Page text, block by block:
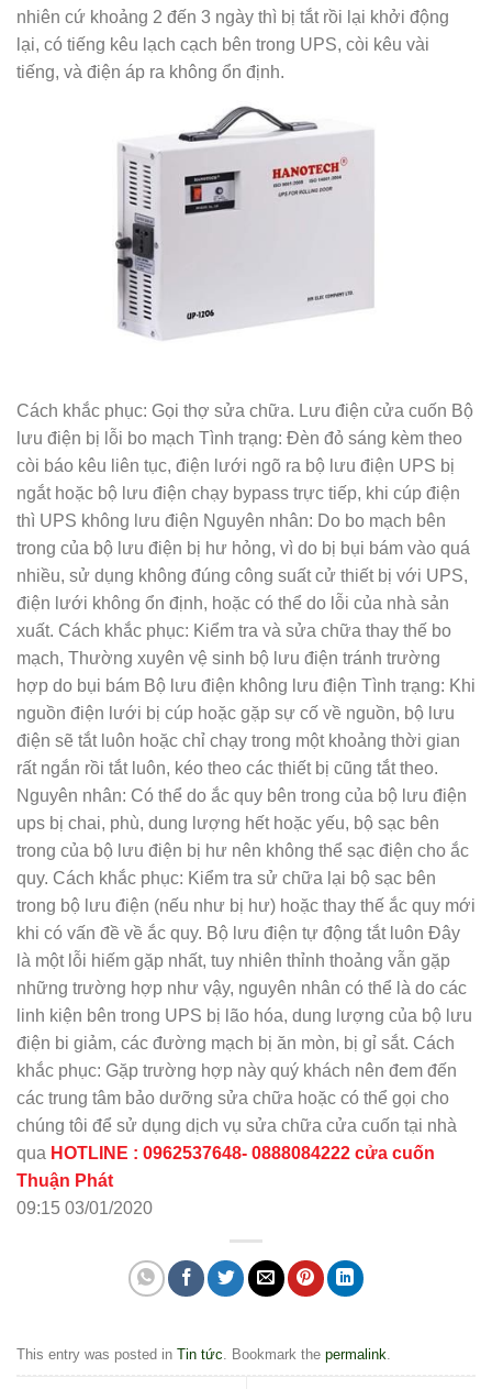
nhiên cứ khoảng 2 đến 3 ngày thì bị tắt rồi lại khởi động
lại, có tiếng kêu lạch cạch bên trong UPS, còi kêu vài
tiếng, và điện áp ra không ổn định.
Cách khắc phục: Gọi thợ sửa chữa. Lưu điện cửa cuốn Bộ
lưu điện bị lỗi bo mạch Tình trạng: Đèn đỏ sáng kèm theo
còi báo kêu liên tục, điện lưới ngõ ra bộ lưu điện UPS bị
ngắt hoặc bộ lưu điện chạy bypass trực tiếp, khi cúp điện
thì UPS không lưu điện Nguyên nhân: Do bo mạch bên
trong của bộ lưu điện bị hư hỏng, vì do bị bụi bám vào quá
nhiều, sử dụng không đúng công suất cử thiết bị với UPS,
điện lưới không ổn định, hoặc có thể do lỗi của nhà sản
xuất. Cách khắc phục: Kiểm tra và sửa chữa thay thế bo
mạch, Thường xuyên vệ sinh bộ lưu điện tránh trường
hợp do bụi bám Bộ lưu điện không lưu điện Tình trạng: Khi
nguồn điện lưới bị cúp hoặc gặp sự cố về nguồn, bộ lưu
điện sẽ tắt luôn hoặc chỉ chạy trong một khoảng thời gian
rất ngắn rồi tắt luôn, kéo theo các thiết bị cũng tắt theo.
Nguyên nhân: Có thể do ắc quy bên trong của bộ lưu điện
ups bị chai, phù, dung lượng hết hoặc yếu, bộ sạc bên
trong của bộ lưu điện bị hư nên không thể sạc điện cho ắc
quy. Cách khắc phục: Kiểm tra sử chữa lại bộ sạc bên
trong bộ lưu điện (nếu như bị hư) hoặc thay thế ắc quy mới
khi có vấn đề về ắc quy. Bộ lưu điện tự động tắt luôn Đây
là một lỗi hiếm gặp nhất, tuy nhiên thỉnh thoảng vẫn gặp
những trường hợp như vậy, nguyên nhân có thể là do các
linh kiện bên trong UPS bị lão hóa, dung lượng của bộ lưu
điện bi giảm, các đường mạch bị ăn mòn, bị gỉ sắt. Cách
khắc phục: Gặp trường hợp này quý khách nên đem đến
các trung tâm bảo dưỡng sửa chữa hoặc có thể gọi cho
chúng tôi để sử dụng dịch vụ sửa chữa cửa cuốn tại nhà
qua HOTLINE : 0962537648- 0888084222 cửa cuốn
Thuận Phát
09:15 03/01/2020
This entry was posted in Tin tức. Bookmark the permalink.